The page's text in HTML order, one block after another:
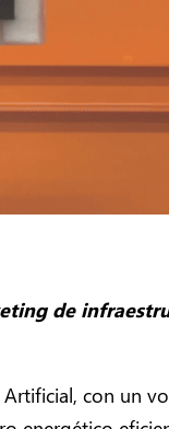
de
con un